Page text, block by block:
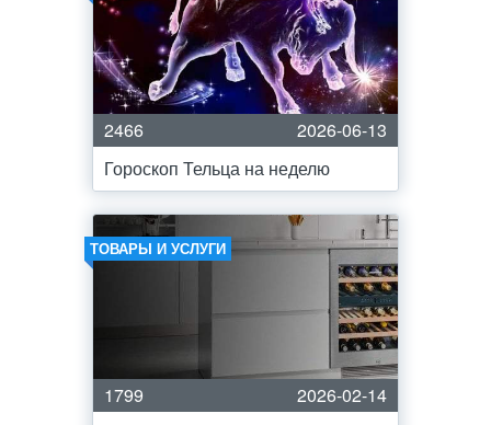
2466
2026-06-13
Гороскоп Тельца на неделю
ТОВАРЫ И УСЛУГИ
1799
2026-02-14